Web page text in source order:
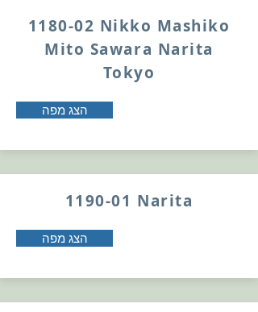
1180-02 Nikko Mashiko
Mito Sawara Narita
Tokyo
הצג מפה
1190-01 Narita
הצג מפה